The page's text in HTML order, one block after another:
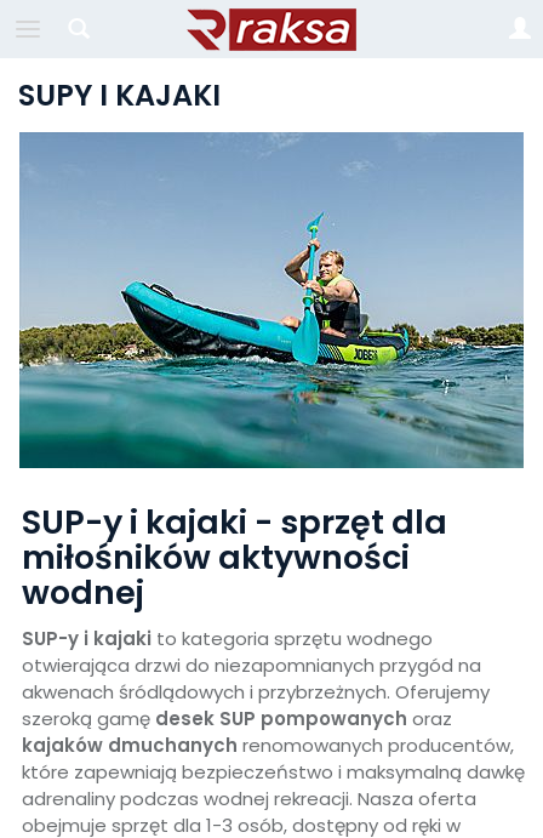
SUPY I KAJAKI
SUP-y i kajaki - sprzęt dla
miłośników aktywności
wodnej
SUP-y i kajaki to kategoria sprzętu wodnego
otwierająca drzwi do niezapomnianych przygód na
akwenach śródlądowych i przybrzeżnych. Oferujemy
szeroką gamę desek SUP pompowanych oraz
kajaków dmuchanych renomowanych producentów,
które zapewniają bezpieczeństwo i maksymalną dawkę
adrenaliny podczas wodnej rekreacji. Nasza oferta
obejmuje sprzęt dla 1-3 osób, dostępny od ręki w